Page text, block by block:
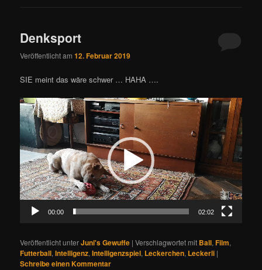
Denksport
Veröffentlicht am12. Februar 2019
SIE meint das wäre schwer … HAHA ….
Video-
Player
00:00 02:02
Veröffentlicht unterJuni's Gewuffe |Verschlagwortet mit Ball,Film,
Futterball,Intelligenz,Intelligenzspiel, Leckerchen, Leckerli |
Schreibe einen Kommentar